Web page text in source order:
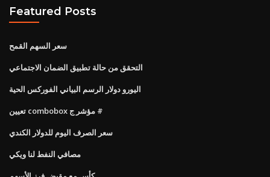
Featured Posts
سعر السهم القمح
التحقق من حالة تطبيق الضمان الاجتماعي
اليورو دولار الرسم البياني الفوركس الحية
تعيين combobox مؤشر ج #
سعر الصرف اليوم للدولار الكندي
مصافي النفط لنا ويكي